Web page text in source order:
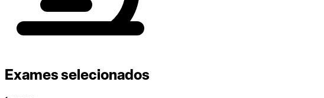
Exames selecionados